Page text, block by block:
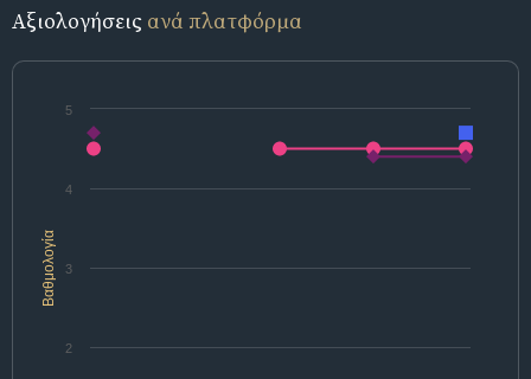
Αξιολογήσεις ανά πλατφόρμα
Βαθμολογία
2
3
4
5